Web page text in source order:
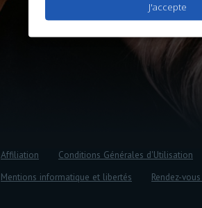
Affiliation Conditions Générales d'Utilisation
Mentions informatique et libertés
Rendez-
J'accepte